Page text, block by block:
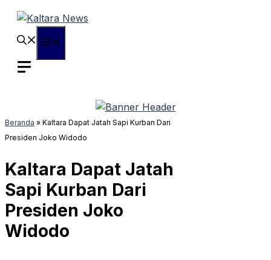
Langsung
Beranda » Kaltara Dapat Jatah Sapi Kurban Dari
Presiden Joko Widodo
Kaltara Dapat Jatah
Sapi Kurban Dari
Presiden Joko
Widodo